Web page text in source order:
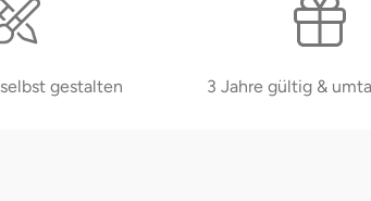
gestalten 3 Jahre gültig &